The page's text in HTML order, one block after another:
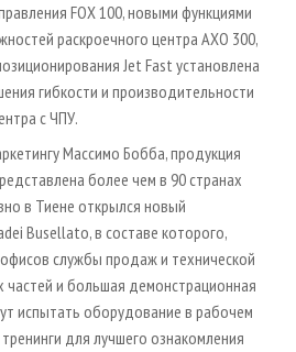
FOX 100, новыми функциями
раскроечного центра AXO 300,
Jet Fast установлена
гибкости и производительности
с ЧПУ.
Массимо Бобба, продукция
более чем в 90 странах
в Тиене открылся новый
Busellato, в составе которого,
службы продаж и технической
и большая демонстрационная
испытать оборудование в рабочем
для лучшего ознакомления